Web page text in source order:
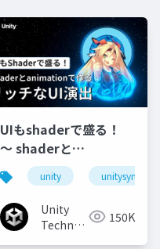
UIもshaderで盛る！
〜 shaderと
animationで作るリッ
チなUI演出
unity unitysync
Unity
Technologies150K